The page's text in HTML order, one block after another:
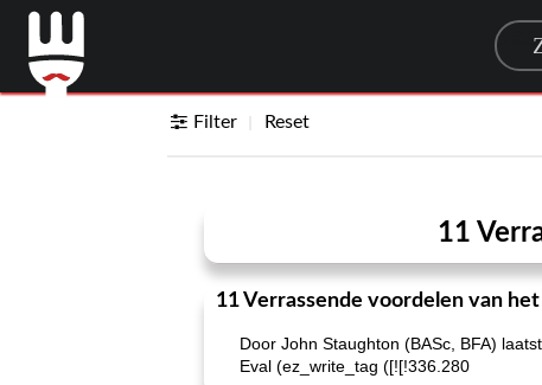
Filter Reset
11
11 Verrassende voordelen van
Door John Staughton (BASc, BFA)
Eval (ez_write_tag ([![!336.280